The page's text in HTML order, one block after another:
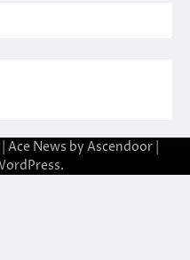
| Ace News by Ascendoor
.